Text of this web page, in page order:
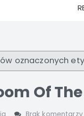
oznaczonych
Of